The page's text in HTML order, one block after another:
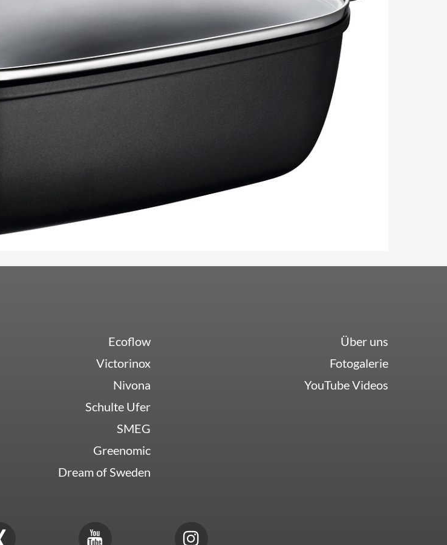
Ecoflow
Victorinox
Nivona
Schulte Ufer
SMEG
Greenomic
Dream of Sweden
Über uns
Fotogalerie
YouTube Videos